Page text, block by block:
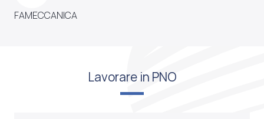
FAMECCANICA
Lavorare in PNO